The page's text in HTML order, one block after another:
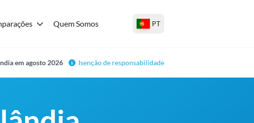
Quem Somos PT
em agosto 2026 Isenção de responsabilidade